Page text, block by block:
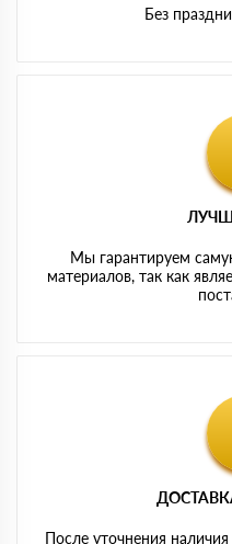
Без
Мы гарантируем
материалов, так как
После уточнения